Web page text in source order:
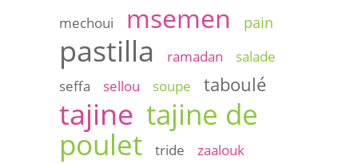
mechoui
msemen pain
pastilla ramadan
salade
seffa
sellou soupe taboulé
tajine tajine de
poulet
tride
zaalouk